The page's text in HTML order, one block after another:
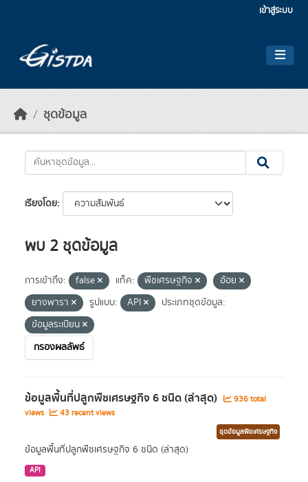
เข้าสู่ระบบ
ชุดข้อมูล
เรียงโดย
พบ 2 ชุดข้อมูล
การเข้าถึง: false แท็ค: พืชเศรษฐกิจ
อ้อย
ยางพารา
รูปแบบ: API
ประเภทชุดข้อมูล:
ข้อมูลระเบียน
กรองผลลัพธ์
ข้อมูลพื้นที่ปลูกพืชเศรษฐกิจ 6 ชนิด (ล่าสุด)
936 total
views
43 recent views
ชุดข้อมูลพืชเศรษฐกิจ
ข้อมูลพื้นที่ปลูกพืชเศรษฐกิจ 6 ชนิด (ล่าสุด)
API